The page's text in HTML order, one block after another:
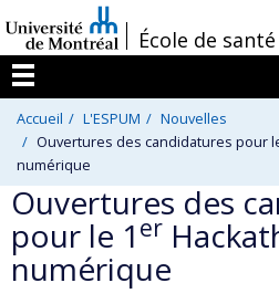
au
contenu
/École de
Menu
Accueil L'ESPUM
Nouvelles
Ouvertures des candidatures pour
numérique
Ouvertures des
pour le 1 er
numérique